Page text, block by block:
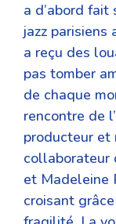
a d’abord
jazz parisiens
a reçu des
pas tomber
de chaque
rencontre de
producteur et
collaborateur
et Madeleine
croisant